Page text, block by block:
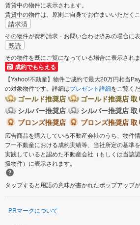
賃貸中の物件に表示されます。
賃貸中の物件は、原則ご自身でお住まいいただくこ
請求済
その物件が資料請求・お問い合わせ済みの場合に表
既読
その物件を既にご覧になっている場合に表示されま
成約でもらえる
【Yahoo!不動産】物件ご成約で最大20万円相当
の対象物件です。詳細はプレゼント詳細をご覧くだ
ゴールド推奨店
ゴールド推奨店
シルバー推奨店
シルバー推奨店
ブロンズ推奨店
ブロンズ推奨店
広告商品を購入している不動産会社のうち、物件
フー不動産における成約実績等、当社所定の基準
実践していると認めた不動産会社（もしくは当該
扱物件）に表示されます。
タップすると用語の意味が書かれたポップアップが
PRマークについて